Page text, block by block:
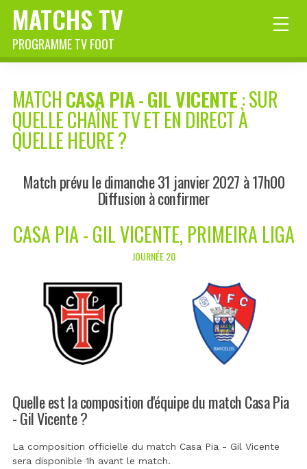
MATCHS TV
PROGRAMME TV FOOT
MATCHCASA PIA-GIL VICENTE: SUR
QUELLE CHAÎNE TV ET EN DIRECT À
QUELLE HEURE ?
Match prévu le dimanche 31 janvier 2027 à 17h00
Diffusion à confirmer
CASA PIA - GIL VICENTE, PRIMEIRA LIGA
JOURNÉE 20
Quelle est la composition d'équipe du match Casa Pia
- Gil Vicente ?
La composition officielle du match Casa Pia - Gil Vicente
sera disponible 1h avant le match.